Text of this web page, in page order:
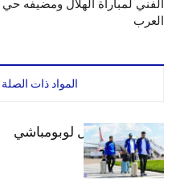
الفني لمباراة الهلال ومضيفه حي
العرب
المواد ذات الصلة
بعثة الهلال تصل لوبومباشي